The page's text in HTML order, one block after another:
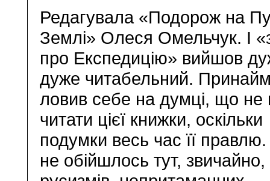
Редагувала «Подорож на
Землі» Олеся Омельчук. І
про Експедицію» вийшов
дуже читабельний.
ловив себе на думці, що
читати цієї книжки, оскільки
подумки весь час її правлю.
не обійшлось тут, звичайно,